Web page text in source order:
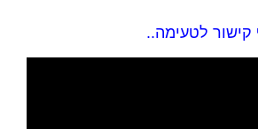
קישור לטעימה..